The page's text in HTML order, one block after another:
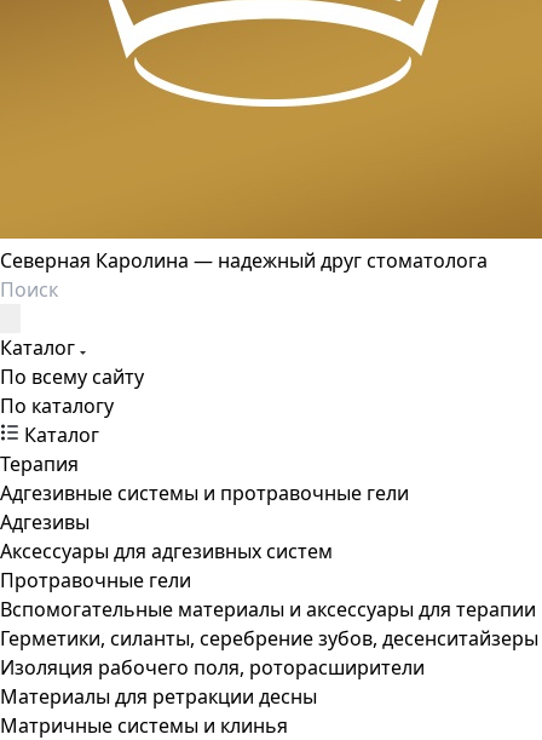
Северная Каролина — надежный друг стоматолога
Каталог
По всему сайту
По каталогу
Каталог
Терапия
Адгезивные системы и протравочные гели
Адгезивы
Аксессуары для адгезивных систем
Протравочные гели
Вспомогательные материалы и аксессуары для терапии
Герметики, силанты, серебрение зубов, десенситайзеры
Изоляция рабочего поля, роторасширители
Материалы для ретракции десны
Матричные системы и клинья